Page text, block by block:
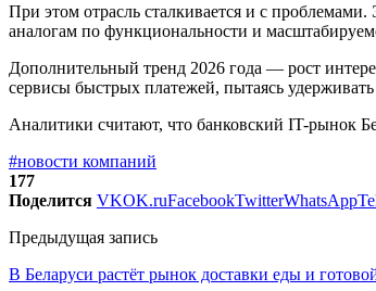
При этом отрасль сталкивается и с
аналогам по функциональности и
Дополнительный тренд 2026 года — рост
сервисы быстрых платежей, пытаясь
Аналитики считают, что банковский IT-рынок
#новости компаний
177
Поделится VKOK.ruFacebookTwitterWhatsApp
Предыдущая запись
В Беларуси растёт рынок доставки еды и